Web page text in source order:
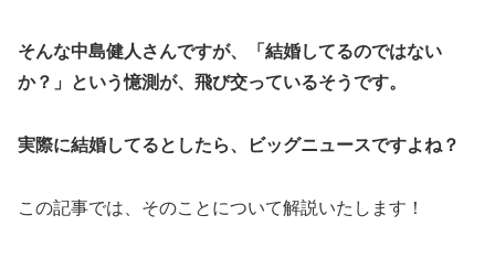
そんな中島健人さんですが、「結婚してるのではない
か？」という憶測が、飛び交っているそうです。
実際に結婚してるとしたら、ビッグニュースですよね？
この記事では、そのことについて解説いたします！